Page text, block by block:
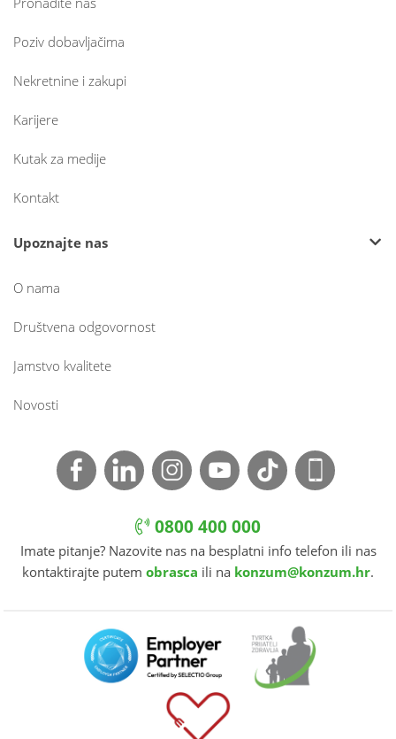
Poziv dobavljačima
Nekretnine i zakupi
Karijere
Kutak za medije
Kontakt
Upoznajte nas
O nama
Društvena odgovornost
Jamstvo kvalitete
Novosti
0800 400 000
Imate pitanje? Nazovite nas na besplatni info telefon ili nas
kontaktirajte putem obrasca ili na konzum@konzum.hr.